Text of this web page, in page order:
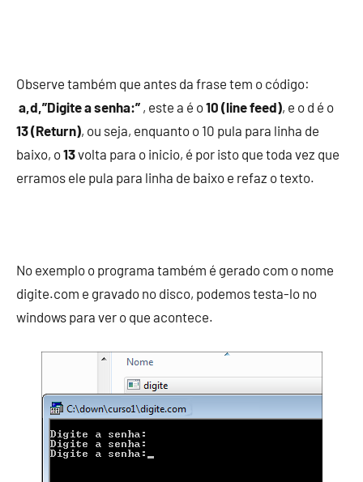
Observe também que antes da frase tem o código:
a,d,”Digite a senha:” , este a é o10 (line feed), e o d é o
13 (Return), ou seja, enquanto o 10 pula para linha de
baixo, o13volta para o inicio, é por isto que toda vez que
erramos ele pula para linha de baixo e refaz o texto.
No exemplo o programa também é gerado com o nome
digite.com e gravado no disco, podemos testa-lo no
windows para ver o que acontece.